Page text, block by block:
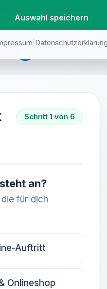
hinweg (Meta Pixel)
die Anzeige von
Werbung auf Facebook
Auswahl speichern
KMU.DIGITAL Initiative und
des Bundesministeriums.
Schritt 1 6
an?
für dich
Auftritt
Onlineshop